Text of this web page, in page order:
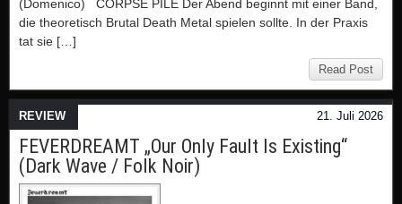
(Domenico) CORPSE PILE Der Abend beginnt mit einer Band,
die theoretisch Brutal Death Metal spielen sollte. In der Praxis
tat sie […]
Read Post
21. Juli 2026
REVIEW
FEVERDREAMT „Our Only Fault Is Existing“
(Dark Wave / Folk Noir)